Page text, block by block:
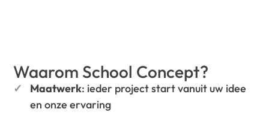
Waarom School Concept?
Maatwerk: ieder project start vanuit uw idee
en onze ervaring